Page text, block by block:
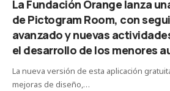
La Fundación Orange lanza
de Pictogram Room, con
avanzado y nuevas
el desarrollo de los menores
La nueva versión de esta aplicación
mejoras de diseño,…